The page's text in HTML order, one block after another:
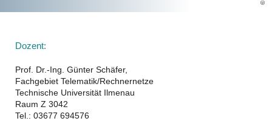
Dozent:
Prof. Dr.-Ing. Günter Schäfer,
Fachgebiet Telematik/Rechnernetze
Technische Universität Ilmenau
Raum Z 3042
Tel.: 03677 694576